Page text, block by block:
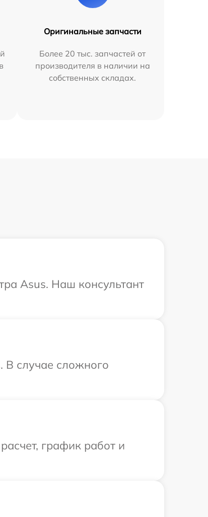
Оригинальные запчасти
Более 20 тыс. запчастей от
производителя в наличии на
собственных складах.
Asus. Наш консультант
В случае сложного
график работ и